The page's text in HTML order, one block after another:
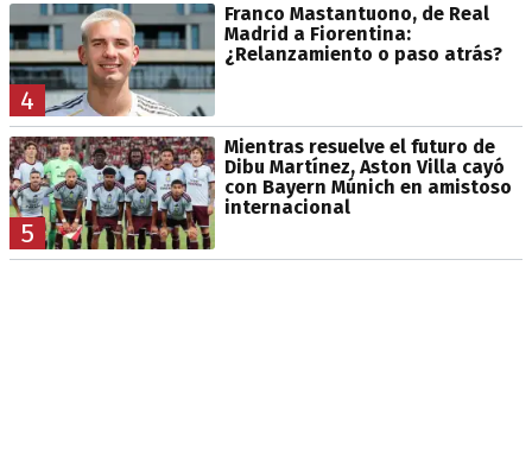
4
Franco Mastantuono, de Real
Madrid a Fiorentina:
¿Relanzamiento o paso atrás?
5
Mientras resuelve el futuro de
Dibu Martínez, Aston Villa cayó
con Bayern Múnich en amistoso
internacional